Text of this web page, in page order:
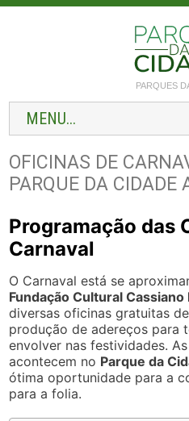
PARQUES
MENU...
OFICINAS DE
PARQUE DA CIDADE
Programação das
Carnaval
O Carnaval está se
Fundação Cultural Cassiano
diversas oficinas gratuitas
produção de adereços para
envolver nas festividades.
acontecem no Parque da
ótima oportunidade para a
para a folia.